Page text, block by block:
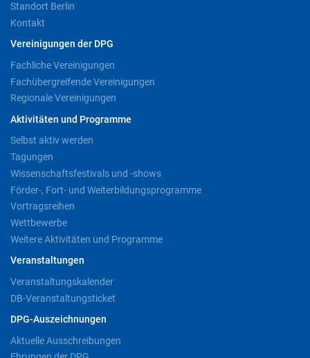
Standort Berlin
Kontakt
Vereinigungen der DPG
Fachliche Vereinigungen
Fachübergreifende Vereinigungen
Regionale Vereinigungen
Aktivitäten und Programme
Selbst aktiv werden
Tagungen
Wissenschaftsfestivals und -shows
Förder-, Fort- und Weiterbildungsprogramme
Vortragsreihen
Wettbewerbe
Weitere Aktivitäten und Programme
Veranstaltungen
Veranstaltungskalender
DB-Veranstaltungsticket
DPG-Auszeichnungen
Aktuelle Ausschreibungen